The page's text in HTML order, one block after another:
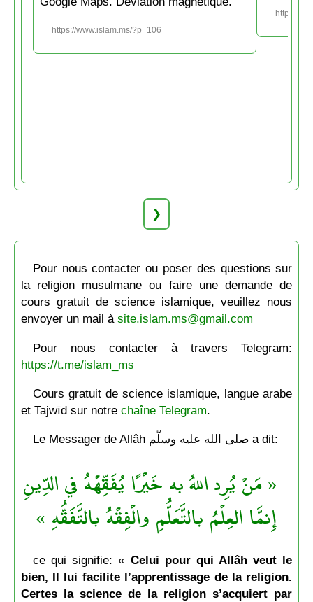
https://www.islam.ms/?p=106
https://
❯
Pour nous contacter ou poser des questions sur
la religion musulmane ou faire une demande de
cours gratuit de science islamique, veuillez nous
envoyer un mail à site.islam.ms@gmail.com
Pour nous contacter à travers Telegram:
https://t.me/islam_ms
Cours gratuit de science islamique, langue arabe
et Tajwīd sur notre chaîne Telegram.
Le Messager de Allâh صلى الله عليه وسلّم a dit:
« مَنْ يُرِد اللهُ به خَيْرًا يُفَقِّهْهُ في الدِّينِ
إِنمَّا العِلْمُ بالتَّعَلُّمِ والْفِقْهُ بالتَّفَقُّهِ »
ce qui signifie: « Celui pour qui Allâh veut le
bien, Il lui facilite l’apprentissage de la religion.
Certes la science de la religion s’acquiert par